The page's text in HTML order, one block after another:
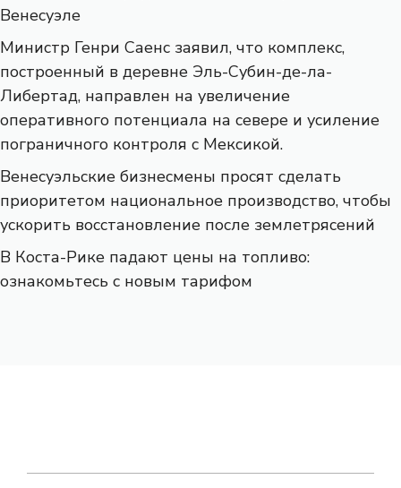
Венесуэле
Министр Генри Саенс заявил, что комплекс,
построенный в деревне Эль-Субин-де-ла-
Либертад, направлен на увеличение
оперативного потенциала на севере и усиление
пограничного контроля с Мексикой.
Венесуэльские бизнесмены просят сделать
приоритетом национальное производство, чтобы
ускорить восстановление после землетрясений
В Коста-Рике падают цены на топливо:
ознакомьтесь с новым тарифом